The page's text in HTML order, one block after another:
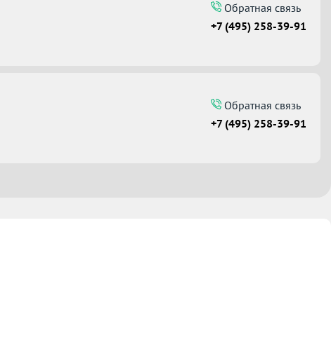
Обратная связь
+7 (495) 258-39-91
Обратная связь
+7 (495) 258-39-91